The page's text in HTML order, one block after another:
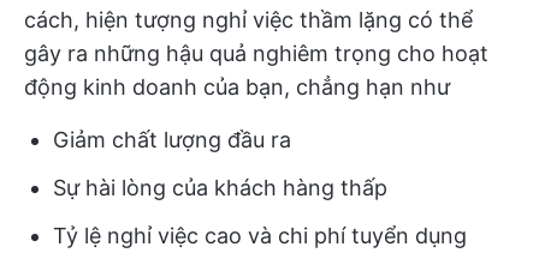
cách, hiện tượng nghỉ việc thầm lặng có thể
gây ra những hậu quả nghiêm trọng cho hoạt
động kinh doanh của bạn, chẳng hạn như
Giảm chất lượng đầu ra
Sự hài lòng của khách hàng thấp
Tỷ lệ nghỉ việc cao và chi phí tuyển dụng